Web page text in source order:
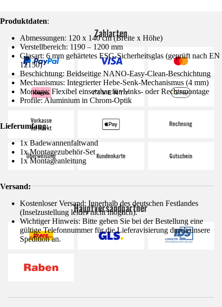
Produktdaten:
Abmessungen: 120 x 140 cm (Breite x Höhe)
Verstellbereich: 1190 – 1200 mm
Glasart: 6 mm gehärtetes ESG-Sicherheitsglas (geprüft nach EN
12150)
Beschichtung: Beidseitige NANO-Easy-Clean-Beschichtung
Mechanismus: Integrierter Hebe-Senk-Mechanismus (4 mm)
Montage: Flexibel einsetzbar für Links- oder Rechtsmontage
Profile: Aluminium in Chrom-Optik
Lieferumfang:
1x Badewannenfaltwand
1x Montagezubehör-Set
1x Montageanleitung
Versand:
Kostenloser Versand: Innerhalb des deutschen Festlandes
(Inselzustellung leider nicht möglich).
Wichtiger Hinweis: Bitte geben Sie bei der Bestellung eine
gültige Telefonnummer für die Lieferavisierung durch unsere
Spedition an.
Zahlarten
Hauptversandpartner